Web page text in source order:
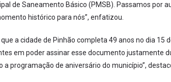
de Saneamento Básico (PMSB). Passamos por
histórico para nós”, enfatizou.
a cidade de Pinhão completa 49 anos no dia 15
em poder assinar esse documento justamente
programação de aniversário do município”,